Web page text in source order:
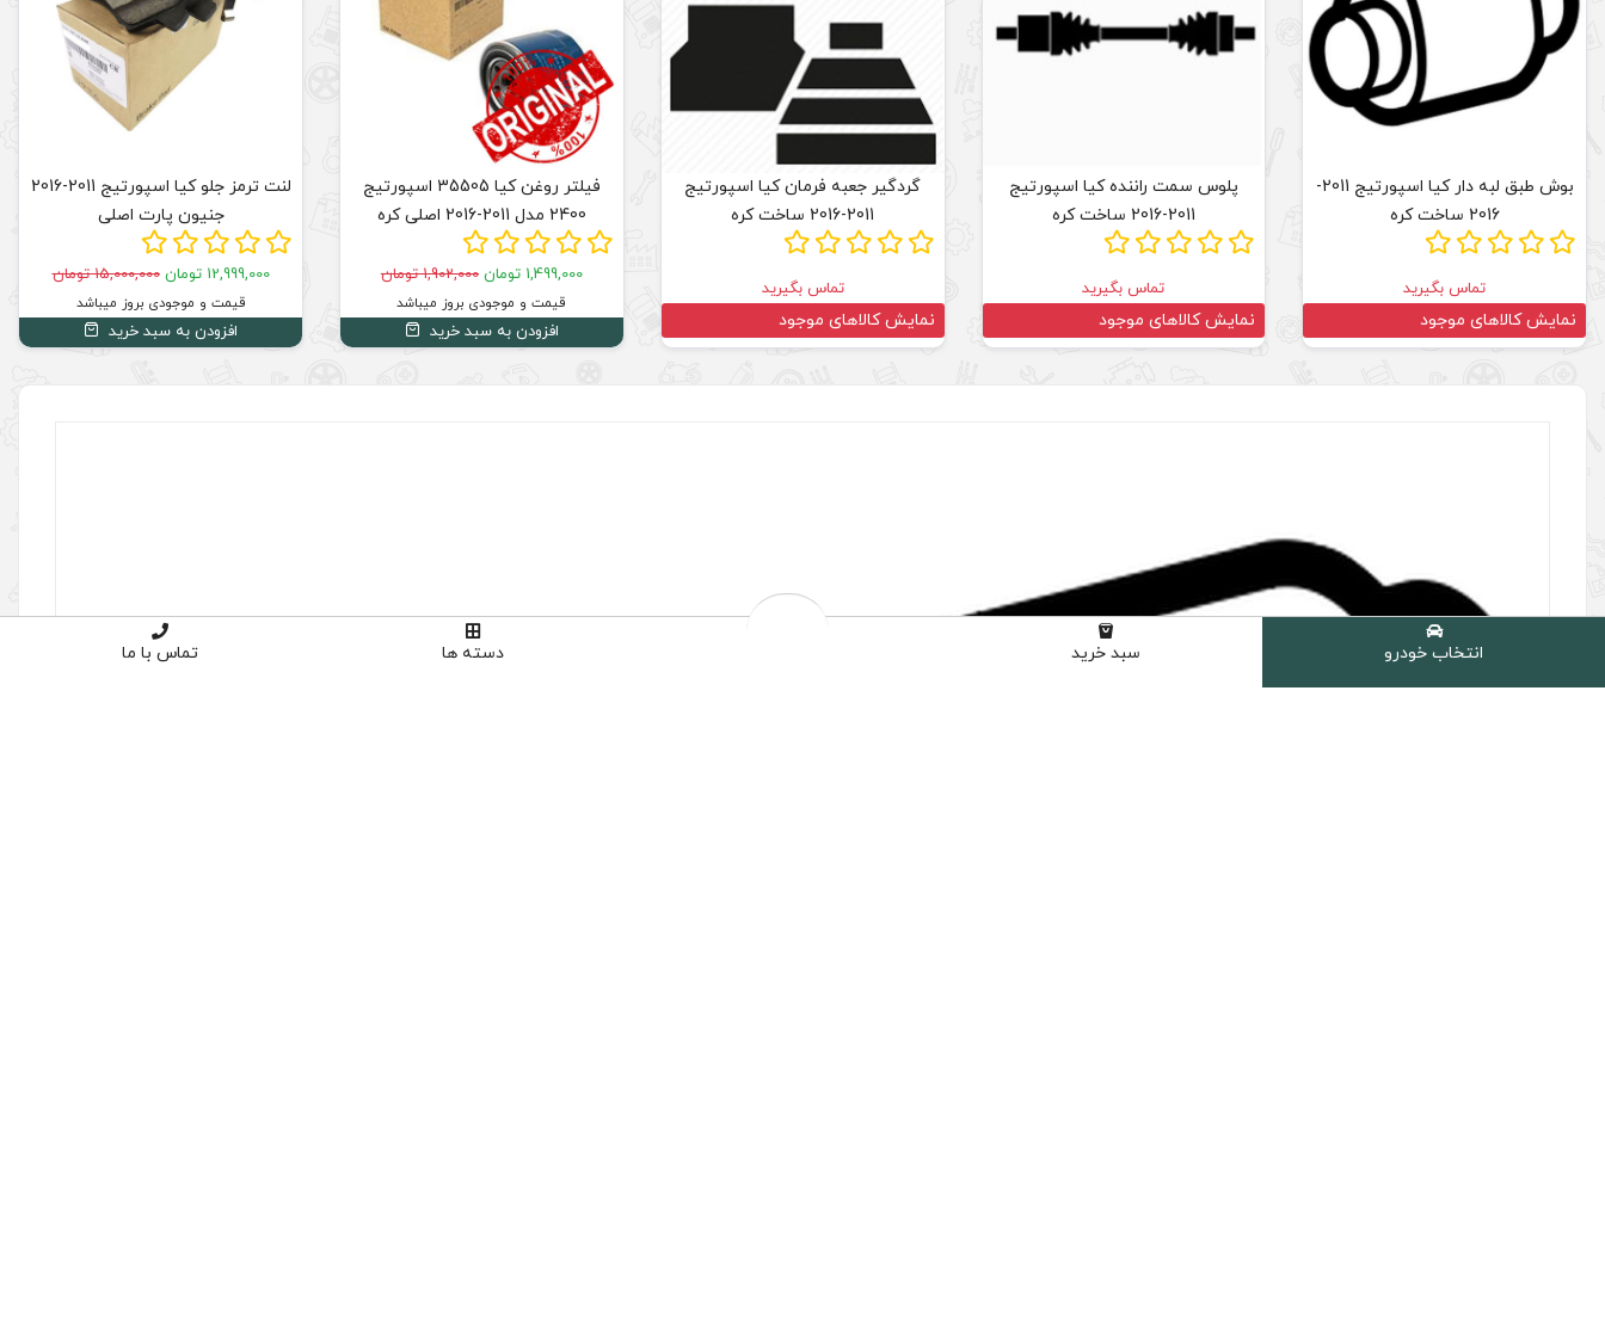
انتخاب خودرو سبد خرید دسته ها تماس با ما
بوش طبق لبه دار کیا اسپورتیج 2011-
2016 ساخت کره
تماس بگیرید
نمایش کالاهای موجود
پلوس سمت راننده کیا اسپورتیج
2011-2016 ساخت کره
تماس بگیرید
نمایش کالاهای موجود
گردگیر جعبه فرمان کیا اسپورتیج
2011-2016 ساخت کره
تماس بگیرید
نمایش کالاهای موجود
فیلتر روغن کیا 35505 اسپورتیج
2400 مدل 2011-2016 اصلی کره
1,499,000 تومان 1,902,000 تومان
قیمت و موجودی بروز میباشد
افزودن به سبد خرید
لنت ترمز جلو کیا اسپورتیج 2011-2016
جنیون پارت اصلی
12,999,000 تومان 15,000,000 تومان
قیمت و موجودی بروز میباشد
افزودن به سبد خرید